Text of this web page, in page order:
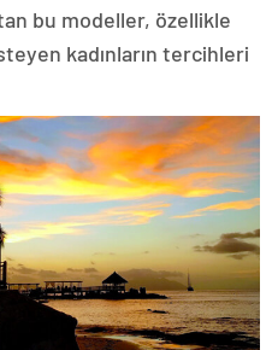
bu modeller, özellikle
kadınların tercihleri